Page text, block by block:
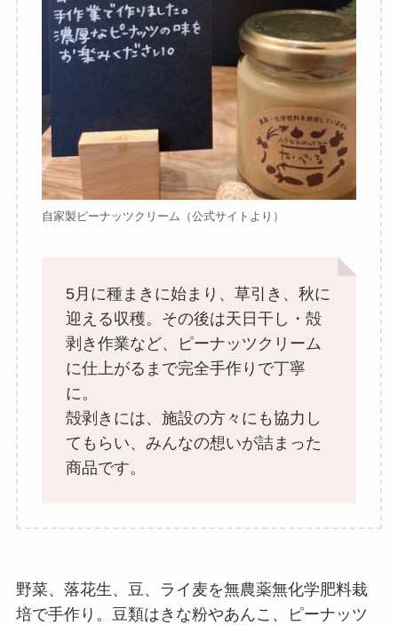
自家製ピーナッツクリーム（公式サイトより）
5月に種まきに始まり、草引き、秋に
迎える収穫。その後は天日干し・殻
剥き作業など、ピーナッツクリーム
に仕上がるまで完全手作りで丁寧
に。
殻剥きには、施設の方々にも協力し
てもらい、みんなの想いが詰まった
商品です。
野菜、落花生、豆、ライ麦を無農薬無化学肥料栽
培で手作り。豆類はきな粉やあんこ、ピーナッツ